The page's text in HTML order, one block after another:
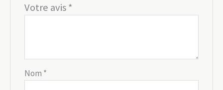
Votre avis*
Nom *